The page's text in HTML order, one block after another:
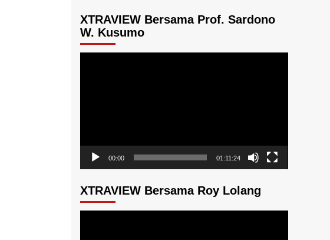
XTRAVIEW Bersama Prof. Sardono
W. Kusumo
00:00 01:11:24
XTRAVIEW Bersama Roy Lolang